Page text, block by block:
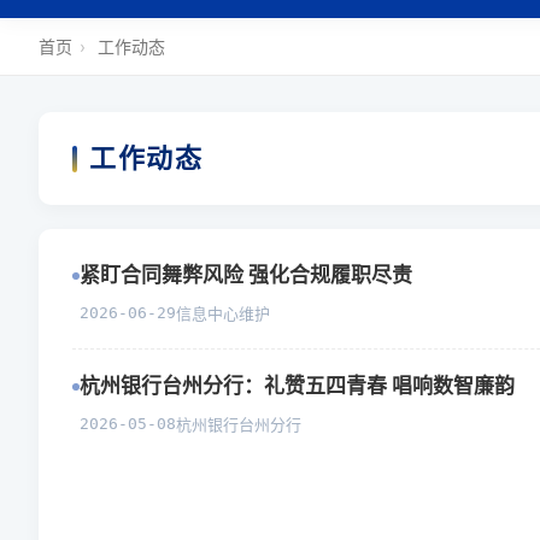
首页 › 工作动态
工作动态
紧盯合同舞弊风险 强化合规履职尽责
2026-06-29信息中心维护
杭州银行台州分行：礼赞五四青春 唱响数智廉韵
2026-05-08杭州银行台州分行